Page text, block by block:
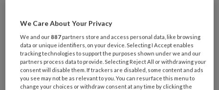
We Care About Your Privacy
We and our887 partners store and access personal data, like browsing
data or unique identifiers, on your device. Selecting I Accept enables
tracking technologies to support the purposes shown under we and our
partners process data to provide. Selecting Reject All or withdrawing your
consent will disable them. If trackers are disabled, some content and ads
you see may not be as relevant to you. You can resurface this menu to
change your choices or withdraw consent at any time by clicking the